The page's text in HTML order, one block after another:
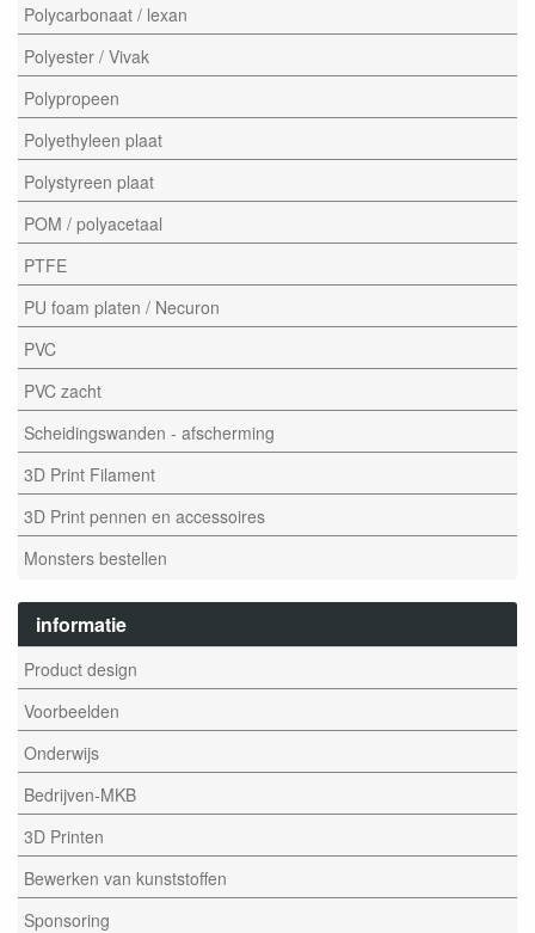
Polycarbonaat / lexan
Polyester / Vivak
Polypropeen
Polyethyleen plaat
Polystyreen plaat
POM / polyacetaal
PTFE
PU foam platen / Necuron
PVC
PVC zacht
Scheidingswanden - afscherming
3D Print Filament
3D Print pennen en accessoires
Monsters bestellen
informatie
Product design
Voorbeelden
Onderwijs
Bedrijven-MKB
3D Printen
Bewerken van kunststoffen
Sponsoring